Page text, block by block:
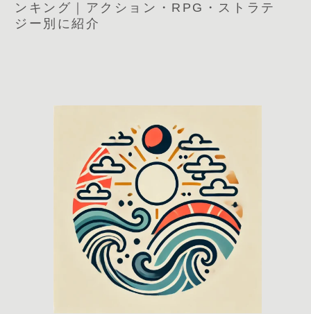
ンキング｜アクション・RPG・ストラテ
ジー別に紹介